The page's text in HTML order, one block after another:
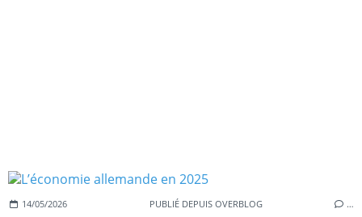
14/05/2026 PUBLIÉ DEPUIS OVERBLOG …